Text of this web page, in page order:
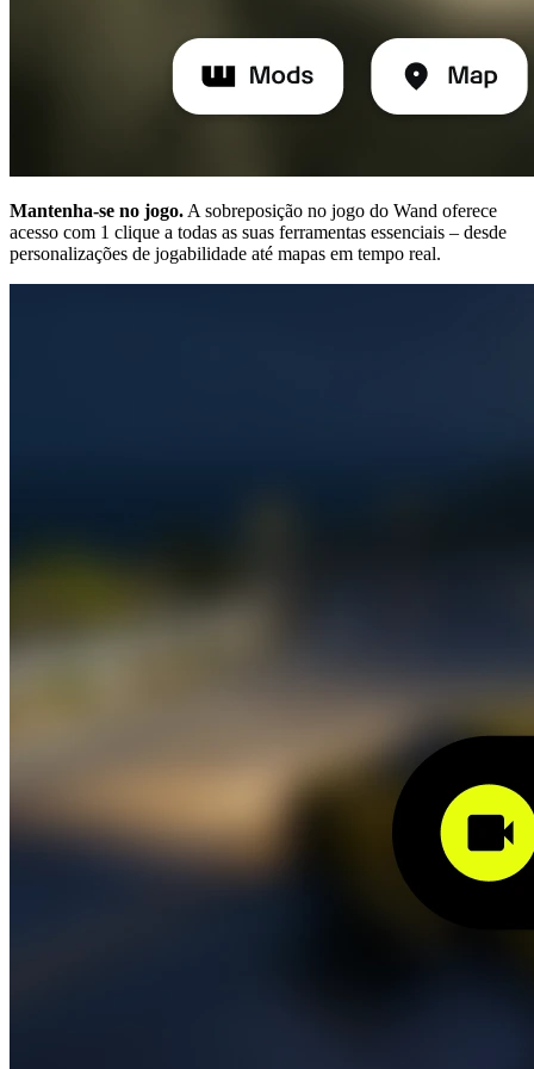
Mantenha-se no jogo. A sobreposição no jogo do Wand oferece
acesso com 1 clique a todas as suas ferramentas essenciais – desde
personalizações de jogabilidade até mapas em tempo real.